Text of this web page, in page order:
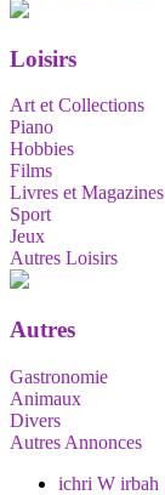
Loisirs
Art et Collections
Piano
Hobbies
Films
Livres et Magazines
Sport
Jeux
Autres Loisirs
Autres
Gastronomie
Animaux
Divers
Autres Annonces
ichri W irbah